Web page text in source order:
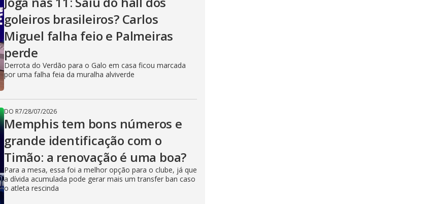
goleiros brasileiros? Carlos
Miguel falha feio e Palmeiras
perde
Derrota do Verdão para o Galo em casa ficou marcada
por uma falha feia da muralha alviverde
DO R7/28/07/2026
Memphis tem bons números e
grande identificação com o
Timão: a renovação é uma boa?
Para a mesa, essa foi a melhor opção para o clube, já que
a dívida acumulada pode gerar mais um transfer ban caso
o atleta rescinda